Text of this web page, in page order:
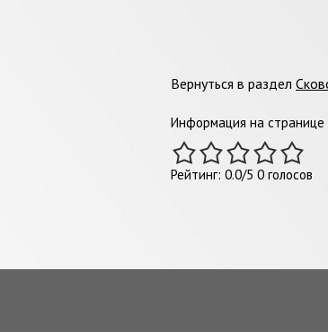
Вернуться в раздел
Информация на странице
Рейтинг: 0.0/5 0 голосов